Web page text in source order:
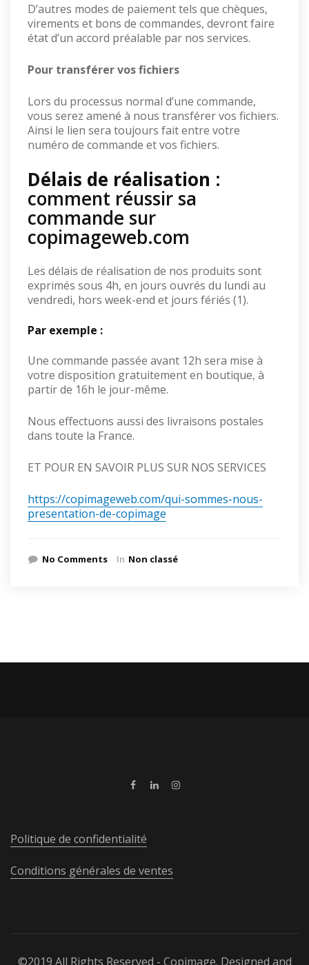
D’autres modes de paiement tels que chèques,
virements et bons de commandes, devront faire
état d’un accord préalable par nos services.
Pour transférer vos fichiers
Lors du processus normal d’une commande,
vous serez amené à nous transférer vos fichiers.
Ainsi le lien sera toujours fait entre votre
numéro de commande et vos fichiers.
Délais de réalisation :
comment réussir sa
commande sur
copimageweb.com
Les délais de réalisation de nos produits sont
exprimés sous 4h, en jours ouvrés du lundi au
vendredi, hors week-end et jours fériés (1).
Par exemple :
Une commande passée avant 12h sera mise à
votre disposition gratuitement en boutique, à
partir de 16h le jour-même.
Nous effectuons aussi des livraisons postales
dans toute la France.
ET POUR EN SAVOIR PLUS SUR NOS SERVICES
https://copimageweb.com/qui-sommes-nous-
presentation-de-copimage
No Comments In Non classé
Politique de confidentialité
Conditions générales de ventes
©2019 All Rights Reserved - Copimage. Designed and